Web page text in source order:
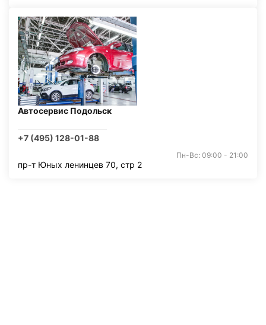
Автосервис Подольск
+7 (495) 128-01-88
Пн-Вс: 09:00 - 21:00
пр-т Юных ленинцев 70, стр 2